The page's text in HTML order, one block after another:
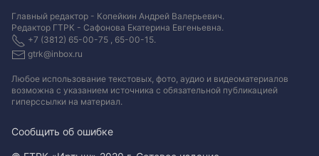
Главный редактор - Копейкин Андрей Валерьевич.
Редактор ГТРК - Сафонова Екатерина Евгеньевна.
+7 (3812) 65-00-75 , 65-00-15.
gtrk@inbox.ru
Любое использование текстовых, фото, аудио и видеоматериалов
возможна с указанием источника с обязательной публикацией
гиперссылки на материал.
Сообщить об ошибке